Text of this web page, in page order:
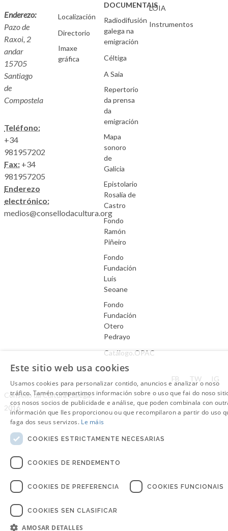
Enderezo:
Pazo de
Raxoi, 2
andar
15705
Santiago
de
Compostela
Teléfono:
+34
981957202
Fax: +34
981957205
Enderezo
electrónico:
medios@consellodacultura.org
Localización
Directorio
Imaxe
gráfica
DOCUMENTAIS
Radiodifusión
galega na
emigración
Céltiga
A Saia
Repertorio
da prensa
da
emigración
Mapa
sonoro
de
Galicia
Epistolario
Rosalía de
Castro
Fondo
Ramón
Piñeiro
Fondo
Fundación
Luís
Seoane
Fondo
Fundación
Otero
Pedrayo
Catálogo.OPAC
LOIA
Instrumentos
Consello da Cultura Galega.
2016
FB TW IG
Este sitio web usa cookies
Usamos cookies para personalizar contido, anuncios e analizar o noso
tráfico. Tamén compartimos información sobre o uso que fai do noso
cos nosos socios de publicidade e análise, que poden combinala con
información que lles proporcionou ou que recompilaron a partir do uso
faga dos seus servizos. Le máis
COOKIES ESTRICTAMENTE NECESARIAS
COOKIES DE RENDEMENTO
COOKIES DE PREFERENCIA COOKIES FUNCIONAIS
COOKIES SEN CLASIFICAR
AMOSAR DETALLES